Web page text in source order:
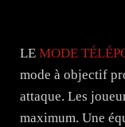
LE MODE
mode à objectif
attaque. Les
maximum. Une